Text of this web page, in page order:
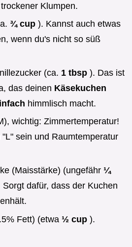
Klumpen.
¾ cup ). Kannst auch etwas
wenn du's nicht so süß
(ca. 1 tbsp ). Das ist
das deinen Käsekuchen
himmlisch macht.
wichtig: Zimmertemperatur!
sein und Raumtemperatur
(Maisstärke) (ungefähr ¼
Sorgt dafür, dass der Kuchen
Fett) (etwa ½ cup ).